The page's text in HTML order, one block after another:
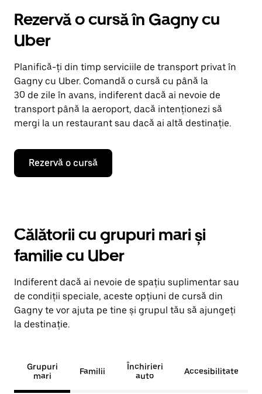
Rezervă o cursă în Gagny cu
Uber
Planifică-ți din timp serviciile de transport privat în
Gagny cu Uber. Comandă o cursă cu până la
30 de zile în avans, indiferent dacă ai nevoie de
transport până la aeroport, dacă intenționezi să
mergi la un restaurant sau dacă ai altă destinație.
Rezervă o cursă
Călătorii cu grupuri mari și
familie cu Uber
Indiferent dacă ai nevoie de spațiu suplimentar sau
de condiții speciale, aceste opțiuni de cursă din
Gagny te vor ajuta pe tine și grupul tău să ajungeți
la destinație.
Grupuri
mari
Familii
Închirieri
auto
Accesibilitate